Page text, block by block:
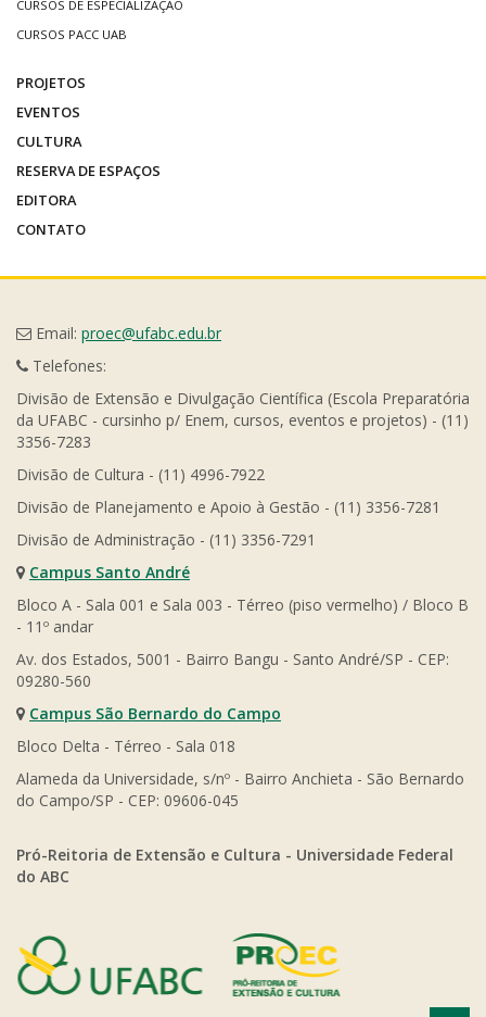
CURSOS DE ESPECIALIZAÇÃO
CURSOS PACC UAB
PROJETOS
EVENTOS
CULTURA
RESERVA DE ESPAÇOS
EDITORA
CONTATO
Email: proec@ufabc.edu.br
Telefones:
Divisão de Extensão e Divulgação Científica (Escola Preparatória
da UFABC - cursinho p/ Enem, cursos, eventos e projetos) - (11)
3356-7283
Divisão de Cultura - (11) 4996-7922
Divisão de Planejamento e Apoio à Gestão - (11) 3356-7281
Divisão de Administração - (11) 3356-7291
Campus Santo André
Bloco A - Sala 001 e Sala 003 - Térreo (piso vermelho) / Bloco B
- 11º andar
Av. dos Estados, 5001 - Bairro Bangu - Santo André/SP - CEP:
09280-560
Campus São Bernardo do Campo
Bloco Delta - Térreo - Sala 018
Alameda da Universidade, s/nº - Bairro Anchieta - São Bernardo
do Campo/SP - CEP: 09606-045
Pró-Reitoria de Extensão e Cultura - Universidade Federal
do ABC